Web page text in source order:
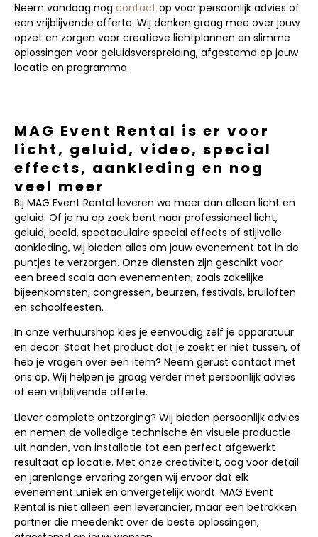
Neem vandaag nog contact op voor persoonlijk advies of
een vrijblijvende offerte. Wij denken graag mee over jouw
opzet en zorgen voor creatieve lichtplannen en slimme
oplossingen voor geluidsverspreiding, afgestemd op jouw
locatie en programma.
MAG Event Rental is er voor
licht, geluid, video, special
effects, aankleding en nog
veel meer
Bij MAG Event Rental leveren we meer dan alleen licht en
geluid. Of je nu op zoek bent naar professioneel licht,
geluid, beeld, spectaculaire special effects of stijlvolle
aankleding, wij bieden alles om jouw evenement tot in de
puntjes te verzorgen. Onze diensten zijn geschikt voor
een breed scala aan evenementen, zoals zakelijke
bijeenkomsten, congressen, beurzen, festivals, bruiloften
en schoolfeesten.
In onze verhuurshop kies je eenvoudig zelf je apparatuur
en decor. Staat het product dat je zoekt er niet tussen, of
heb je vragen over een item? Neem gerust contact met
ons op. Wij helpen je graag verder met persoonlijk advies
of een vrijblijvende offerte.
Liever complete ontzorging? Wij bieden persoonlijk advies
en nemen de volledige technische én visuele productie
uit handen, van installatie tot een perfect afgewerkt
resultaat op locatie. Met onze creativiteit, oog voor detail
en jarenlange ervaring zorgen wij ervoor dat elk
evenement uniek en onvergetelijk wordt. MAG Event
Rental is niet alleen een leverancier, maar een betrokken
partner die meedenkt over de beste oplossingen,